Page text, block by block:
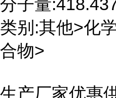
分子量
类别:其他>化
合物>
生产厂家优惠